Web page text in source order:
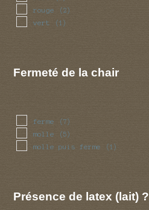
rouge (2)
vert (1)
Fermeté de la chair
ferme (7)
molle (5)
molle puis ferme (1)
Présence de latex (lait) ?